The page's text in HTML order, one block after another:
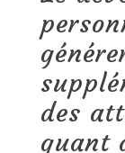
des
quant